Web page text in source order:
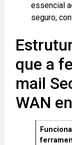
essencial
seguro,
que a
mail
WAN